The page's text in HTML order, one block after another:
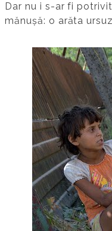
Dar nu i s-ar fi
mănușă: o arăta